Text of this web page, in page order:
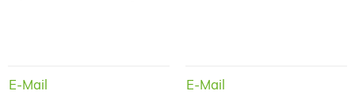
E-Mail E-Mail